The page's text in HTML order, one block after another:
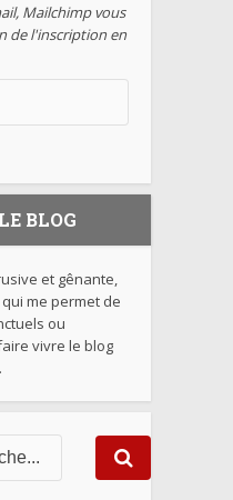
Mailchimp vous
de l'inscription en
BLOG
et gênante,
me permet de
ou
vivre le blog